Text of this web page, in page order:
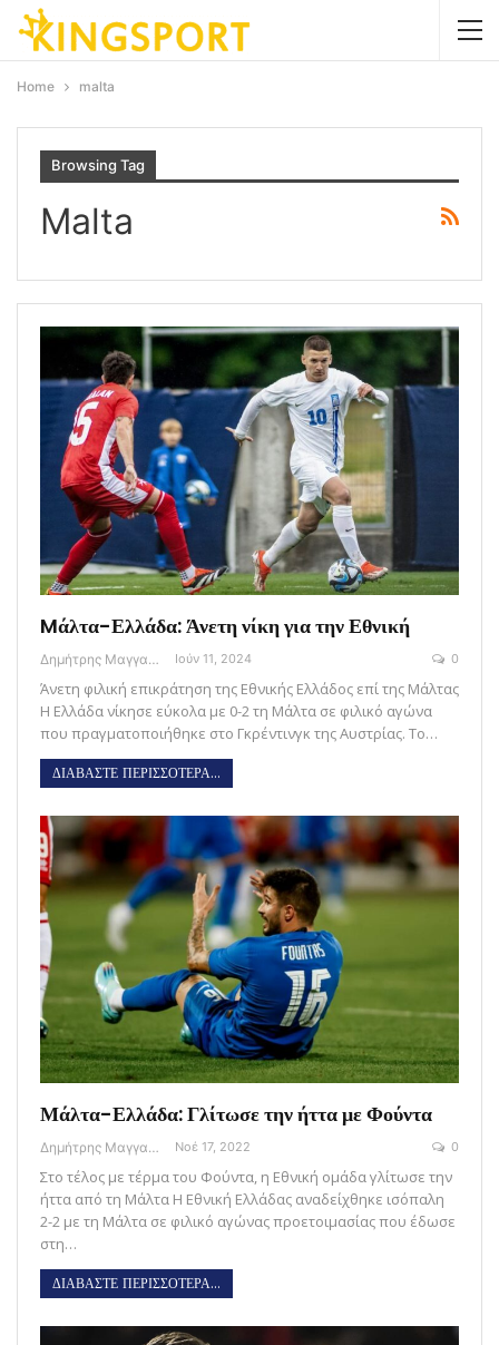
Home malta
Browsing Tag
Malta
Mάλτα-Ελλάδα: Άνετη νίκη για την Εθνική
Δημήτρης Μαγγανάρης Ιούν 11, 2024 0
Άνετη φιλική επικράτηση της Εθνικής Ελλάδος επί της Μάλτας
H Ελλάδα νίκησε εύκολα με 0-2 τη Μάλτα σε φιλικό αγώνα
που πραγματοποιήθηκε στο Γκρέντινγκ της Αυστρίας. Το…
ΔΙΑΒΑΣΤΕ ΠΕΡΙΣΣΟΤΕΡΑ...
Μάλτα-Ελλάδα: Γλίτωσε την ήττα με Φούντα
Δημήτρης Μαγγανάρης Νοέ 17, 2022 0
Στο τέλος με τέρμα του Φούντα, η Εθνική ομάδα γλίτωσε την
ήττα από τη Μάλτα Η Εθνική Ελλάδας αναδείχθηκε ισόπαλη
2-2 με τη Μάλτα σε φιλικό αγώνας προετοιμασίας που έδωσε
στη…
ΔΙΑΒΑΣΤΕ ΠΕΡΙΣΣΟΤΕΡΑ...